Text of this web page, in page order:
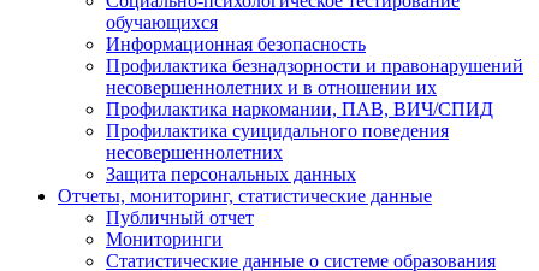
обучающихся
Информационная безопасность
Профилактика безнадзорности и правонарушений
несовершеннолетних и в отношении их
Профилактика наркомании, ПАВ, ВИЧ/СПИД
Профилактика суицидального поведения
несовершеннолетних
Защита персональных данных
Отчеты, мониторинг, статистические данные
Публичный отчет
Мониторинги
Статистические данные о системе образования